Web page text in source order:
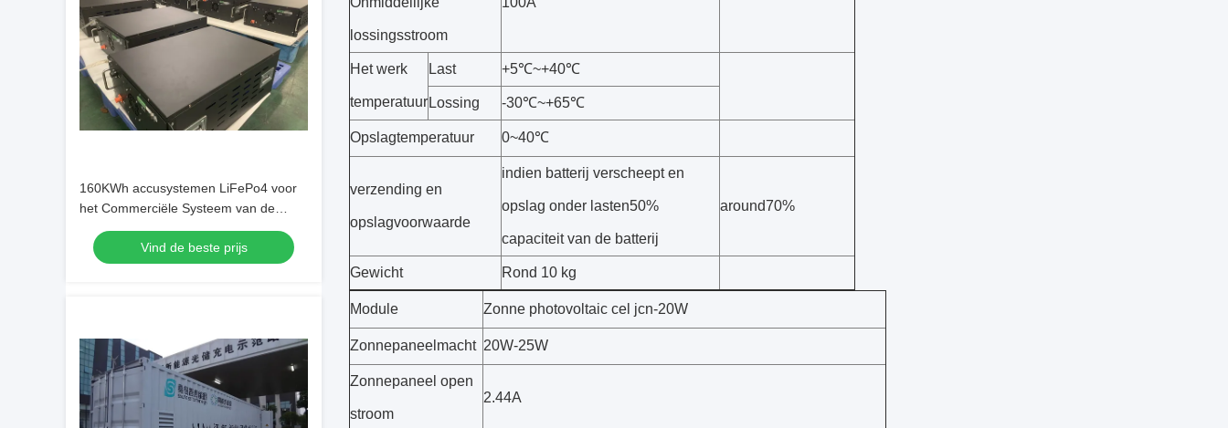
160KWh accusystemen LiFePo4 voor
het Commerciële Systeem van de
Energieopslag
Vind de beste prijs
lossingsstroom
Het werk
temperatuur
Last +5℃~+40℃
Lossing -30℃~+65℃
Opslagtemperatuur 0~40℃
verzending en
opslagvoorwaarde
indien batterij verscheept en
opslag onder lasten50%
capaciteit van de batterij
around70%
Gewicht Rond 10 kg
Module Zonne photovoltaic cel jcn-20W
Zonnepaneelmacht 20W-25W
Zonnepaneel open
stroom
2.44A